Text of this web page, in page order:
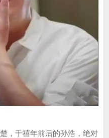
，千禧年前后的孙浩，绝对